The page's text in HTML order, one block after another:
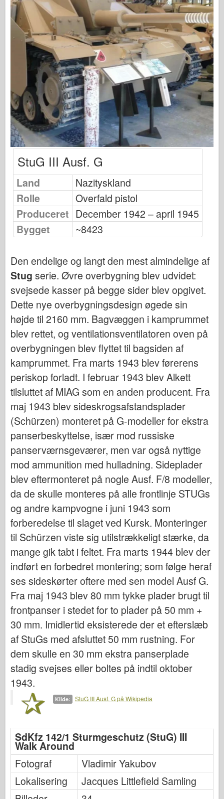
Fiskeørn Publishing
Eskadrille signal
Tankpower
Lastbiler og tanke
Waffen-Arsenal
Wydawnictwo Militaria
Maquettes
Academy
Es-modeller
AFV Klub
Airfix
Flyvevåbnet
AZ-model
Sort hund
Bronco
Dnepromodel
Dragon
Eduard
E.T. Model
Fine forme
Tapperhedskræfterne
Friulmodel
Hasegawa
Heller
HobbyBoss
IBG-modeller
Icm
Italeri
Legende
Meng Model
Tamiya
Tristar
Trompetist
Zvezda
Album-Fotos
Gå rundt
Bøger
Dvd'er
Kontakt
Le Journal
Sættene
StuG III Ausf. G
Land
Nazityskland
Rolle
Overfald pistol
Produceret December 1942 – april 1945
Bygget
~8423
Den endelige og langt den mest almindelige af
Stug serie. Øvre overbygning blev udvidet:
svejsede kasser på begge sider blev opgivet.
Dette nye overbygningsdesign øgede sin
højde til 2160 mm. Bagvæggen i kamprummet
blev rettet, og ventilationsventilatoren oven på
overbygningen blev flyttet til bagsiden af
kamprummet. Fra marts 1943 blev førerens
periskop forladt. I februar 1943 blev Alkett
tilsluttet af MIAG som en anden producent. Fra
maj 1943 blev sideskrogsafstandsplader
(Schürzen) monteret på G-modeller for ekstra
panserbeskyttelse, især mod russiske
panserværnsgeværer, men var også nyttige
mod ammunition med hulladning. Sideplader
blev eftermonteret på nogle Ausf. F/8 modeller,
da de skulle monteres på alle frontlinje STUGs
og andre kampvogne i juni 1943 som
forberedelse til slaget ved Kursk. Monteringer
til Schürzen viste sig utilstrækkeligt stærke, da
mange gik tabt i feltet. Fra marts 1944 blev der
indført en forbedret montering; som følge heraf
ses sideskørter oftere med sen model Ausf G.
Fra maj 1943 blev 80 mm tykke plader brugt til
frontpanser i stedet for to plader på 50 mm +
30 mm. Imidlertid eksisterede der et efterslæb
af StuGs med afsluttet 50 mm rustning. For
dem skulle en 30 mm ekstra panserplade
stadig svejses eller boltes på indtil oktober
1943.
Kilde: StuG III Ausf. G på Wikipedia
SdKfz 142/1 Sturmgeschutz (StuG) III
Walk Around
Fotograf
Vladimir Yakubov
Lokalisering
Jacques Littlefield Samling